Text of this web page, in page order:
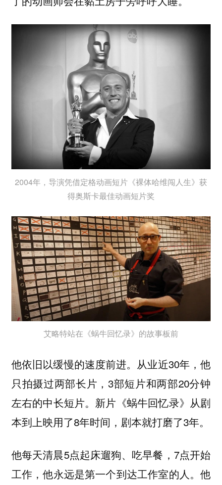
2004年，导演凭借定格动画短片《裸体哈维闯人生》获
得奥斯卡最佳动画短片奖
艾略特站在《蜗牛回忆录》的故事板前
他依旧以缓慢的速度前进。从业近30年，他
只拍摄过两部长片，3部短片和两部20分钟
左右的中长短片。新片《蜗牛回忆录》从剧
本到上映用了8年时间，剧本就打磨了3年。
他每天清晨5点起床遛狗、吃早餐，7点开始
工作，他永远是第一个到达工作室的人。他